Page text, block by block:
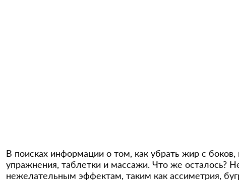
В поисках информации о том, как убрать жир с
упражнения, таблетки и массажи. Что же осталось?
нежелательным эффектам, таким как ассиметрия,